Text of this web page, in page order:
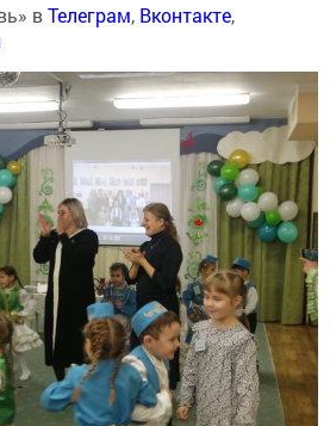
вТелеграм, Вконтакте,